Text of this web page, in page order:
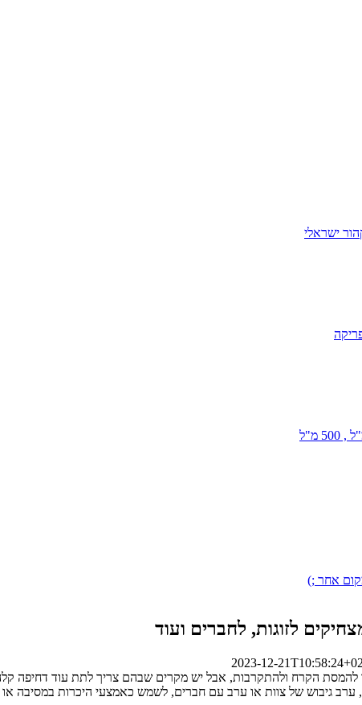
ישראלי
אחר ;)
לזוגות, לחברים ועוד
2023-12-
להמסת הקרח ולהתקרבות, אבל יש מקרים שבהם צריך לתת עוד
ערב גיבוש של צוות או ערב עם חברים, לשמש כאמצעי היכרות